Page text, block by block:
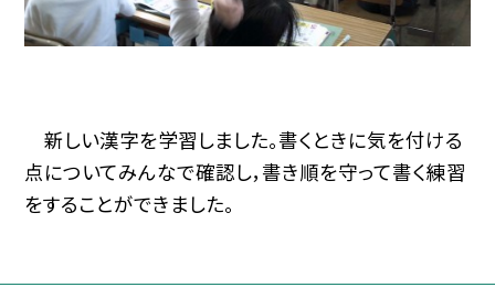
新しい漢字を学習しました。書くときに気を付ける
点についてみんなで確認し，書き順を守って書く練習
をすることができました。